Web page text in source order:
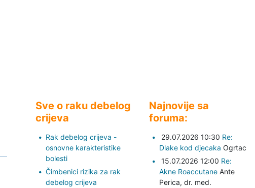
Sve o raku debelog
crijeva
Rak debelog crijeva -
osnovne karakteristike
bolesti
Čimbenici rizika za rak
debelog crijeva
Najnovije sa
foruma:
29.07.2026 10:30 Re:
Dlake kod djecaka Ogrtac
15.07.2026 12:00 Re:
Akne Roaccutane Ante
Perica, dr. med.